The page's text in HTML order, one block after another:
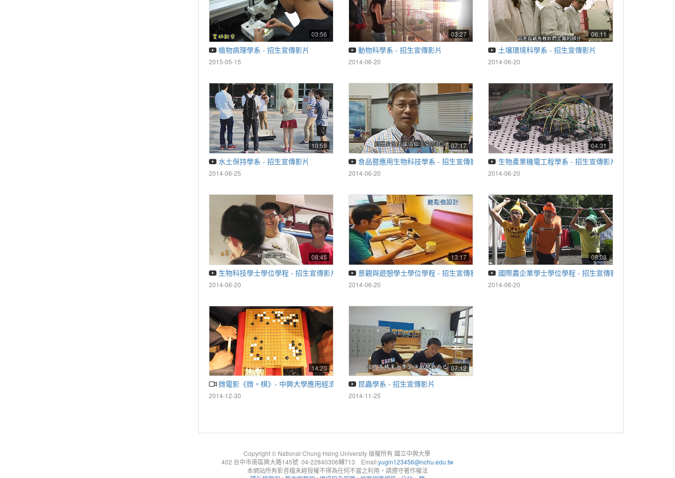
03:56
植物病理學系 - 招生宣傳影片
2015-05-15
03:27
動物科學系 - 招生宣傳影片
2014-06-20
06:11
土壤環境科學系 - 招生宣傳影片
2014-06-20
10:59
水土保持學系 - 招生宣傳影片
2014-06-25
07:17
食品暨應用生物科技學系 - 招生宣傳影片
2014-06-20
04:31
生物產業機電工程學系 - 招生宣傳影片
2014-06-20
08:45
生物科技學士學位學程 - 招生宣傳影片
2014-06-20
13:17
景觀與遊憩學士學位學程 - 招生宣傳影片
2014-06-20
08:08
國際農企業學士學位學程 - 招生宣傳影片
2014-06-20
14:20
微電影《微。棋》- 中興大學應用經濟系
2014-12-30
07:12
昆蟲學系 - 招生宣傳影片
2014-11-25
Copyright © National Chung Hsing University 版權所有 國立中興大學
402 台中市南區興大路145號 04-22840306轉713 Email:yugin123456@nchu.edu.tw
本網站所有影音檔未經授權不得為任何不當之利用，請遵守著作權法